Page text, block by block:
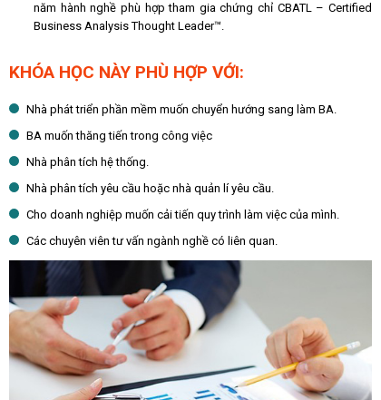
năm hành nghề phù hợp tham gia chứng chỉ CBATL – Certified
Business Analysis Thought Leader™.
KHÓA HỌC NÀY PHÙ HỢP VỚI:
Nhà phát triển phần mềm muốn chuyển hướng sang làm BA.
BA muốn thăng tiến trong công việc
Nhà phân tích hệ thống.
Nhà phân tích yêu cầu hoặc nhà quản lí yêu cầu.
Cho doanh nghiệp muốn cải tiến quy trình làm việc của mình.
Các chuyên viên tư vấn ngành nghề có liên quan.